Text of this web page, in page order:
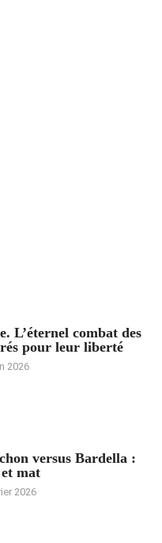
L’éternel combat des
pour leur liberté
2026
versus Bardella :
mat
2026